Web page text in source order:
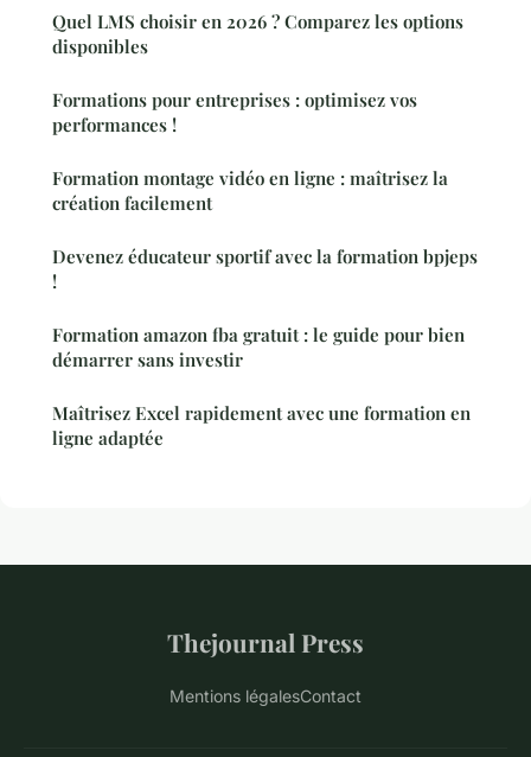
Quel LMS choisir en 2026 ? Comparez les options
disponibles
Formations pour entreprises : optimisez vos
performances !
Formation montage vidéo en ligne : maîtrisez la
création facilement
Devenez éducateur sportif avec la formation bpjeps
!
Formation amazon fba gratuit : le guide pour bien
démarrer sans investir
Maîtrisez Excel rapidement avec une formation en
ligne adaptée
Thejournal Press
Mentions légalesContact